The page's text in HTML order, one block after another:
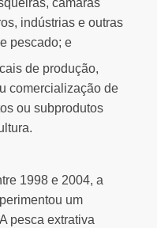
câmaras
indústrias e outras
pescado; e
de produção,
comercialização de
ou subprodutos
1998 e 2004, a
um
pesca extrativa